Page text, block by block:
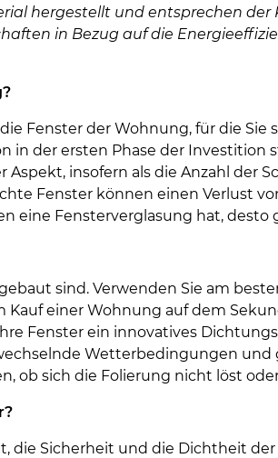
hergestellt und entsprechen der
in Bezug auf die
Fenster der Wohnung, für die
in der ersten Phase der Investition
insofern als die Anzahl
Fenster können einen Verlust
eine Fensterverglasung hat, desto
sind. Verwenden Sie am
einer Wohnung auf dem
Fenster ein innovatives
Wetterbedingungen
ob sich die Folierung nicht löst
die Sicherheit und die Dichtheit